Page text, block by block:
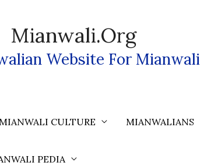
Mianwali.org
Website For Mianwali
CULTURE MIANWALIANS
PEDIA